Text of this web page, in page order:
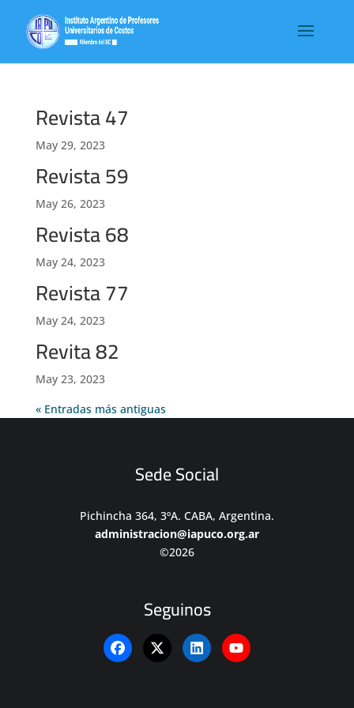
Revista 47
May 29, 2023
Revista 59
May 26, 2023
Revista 68
May 24, 2023
Revista 77
May 24, 2023
Revita 82
May 23, 2023
« Entradas más antiguas
Sede Social
Pichincha 364, 3ºA. CABA, Argentina.
administracion@iapuco.org.ar
©2026
Seguinos